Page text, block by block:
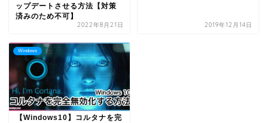
ップデートさせる方法【対策
済みのため不可】
2022年8月21日 2019年12月14日
Windows
【Windows10】コルタナを完